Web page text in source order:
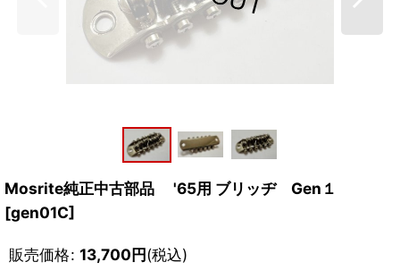
Mosrite純正中古部品 '65用 ブリッヂ Gen１
[gen01C]
販売価格: 13,700円(税込)